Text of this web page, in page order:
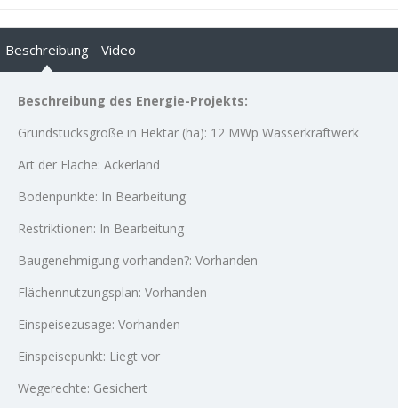
Beschreibung Video
Beschreibung des Energie-Projekts:
Grundstücksgröße in Hektar (ha): 12 MWp Wasserkraftwerk
Art der Fläche: Ackerland
Bodenpunkte: In Bearbeitung
Restriktionen: In Bearbeitung
Baugenehmigung vorhanden?: Vorhanden
Flächennutzungsplan: Vorhanden
Einspeisezusage: Vorhanden
Einspeisepunkt: Liegt vor
Wegerechte: Gesichert